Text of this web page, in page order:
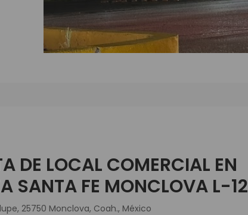
DE LOCAL COMERCIAL EN
SANTA FE MONCLOVA L-12
25750 Monclova, Coah., México